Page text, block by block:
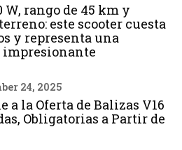
W, rango de 45 km y
este scooter cuesta
y representa una
24, 2025
a la Oferta de Balizas V16
Obligatorias a Partir de